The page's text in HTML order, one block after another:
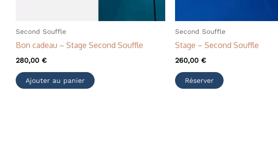
Second Souffle
Bon cadeau – Stage Second Souffle
280,00 €
Ajouter au panier
Second Souffle
Stage – Second Souffle
260,00 €
Réserver